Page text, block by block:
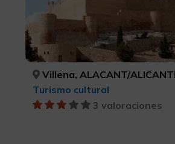
Villena, ALACANT/
Turismo cultural
3 valoraciones